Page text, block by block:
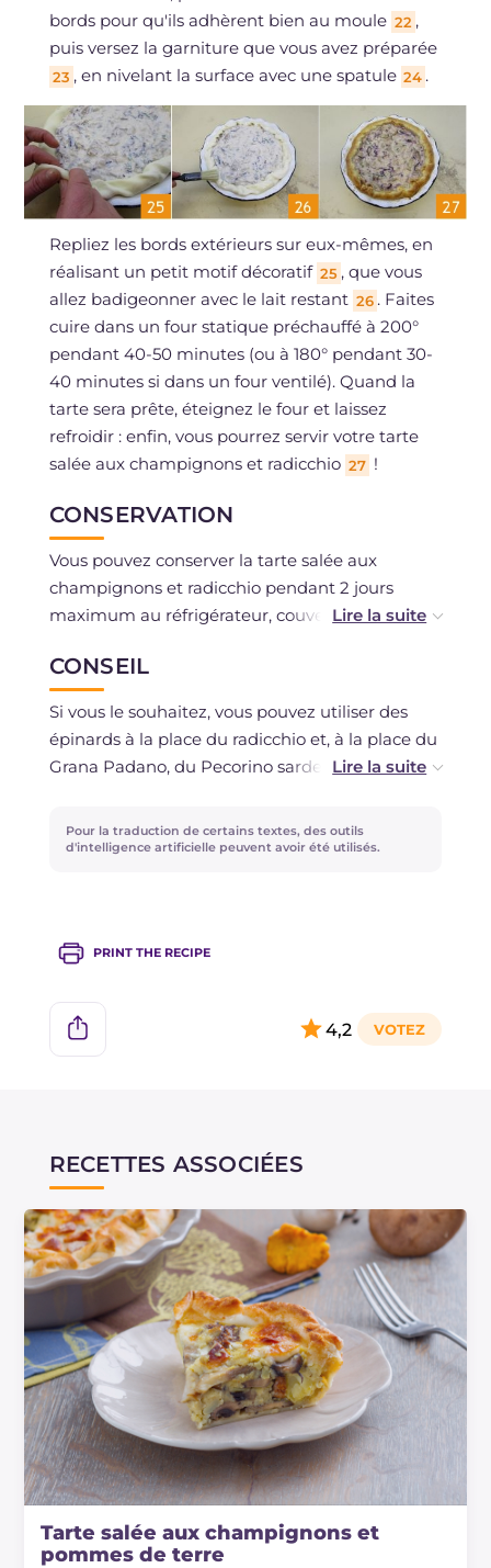
bords pour qu'ils adhèrent bien au moule 22 ,
puis versez la garniture que vous avez préparée
23 , en nivelant la surface avec une spatule 24 .
Repliez les bords extérieurs sur eux-mêmes, en
réalisant un petit motif décoratif 25 , que vous
allez badigeonner avec le lait restant 26 . Faites
cuire dans un four statique préchauffé à 200°
pendant 40-50 minutes (ou à 180° pendant 30-
40 minutes si dans un four ventilé). Quand la
tarte sera prête, éteignez le four et laissez
refroidir : enfin, vous pourrez servir votre tarte
salée aux champignons et radicchio 27 !
CONSERVATION
Vous pouvez conserver la tarte salée aux
champignons et radicchio pendant 2 jours
maximum au réfrigérateur, couverte avec du
Vous pouvez la congeler uniquement si vous
avez utilisé des ingrédients frais non
CONSEIL
Si vous le souhaitez, vous pouvez utiliser des
épinards à la place du radicchio et, à la place du
Grana Padano, du Pecorino sarde râpé : vous
Pour la traduction de certains textes, des outils
d'intelligence artificielle peuvent avoir été utilisés.
PRINT THE RECIPE
4,2
RECETTES ASSOCIÉES
Tarte salée aux champignons et
pommes de terre